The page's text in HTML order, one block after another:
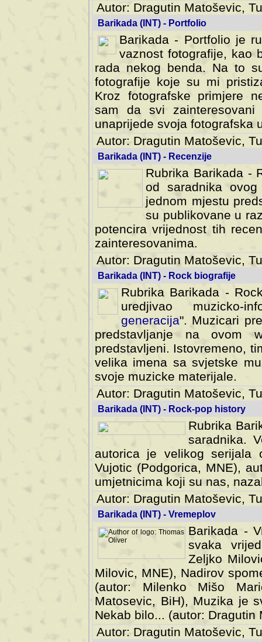
Autor: Dragutin Matoševic,
Barikada (INT) - Portfolio
Barikada - Portfolio je
vaznost fotografije, kao
rada nekog benda. Na to
fotografije koje su mi
fotografske primjere
svi zainteresovani
svoja fotografska umijeca.
Autor: Dragutin Matoševic,
Barikada (INT) - Recenzije
Rubrika Barikada -
od saradnika
jednom mjestu
su publikovane u
potencira vrijednost tih
zainteresovanima.
Autor: Dragutin Matoševic,
Barikada (INT) - Rock biografije
Rubrika Barikada -
uredjivao muzicko-
Muzicari predstavljeni u
na ovom web portalu
Istovremeno, tim nacinom
sa svjetske muzicke scene
materijale.
Autor: Dragutin Matoševic,
Barikada (INT) - Rock-pop history
Rubrika
saradnika.
autorica je velikog serijala
Vujotic (Podgorica, MNE),
umjetnicima koji su nas,
Autor: Dragutin Matoševic,
Barikada (INT) - Vremeplov
Barikada -
svaka
Milovic,
MNE), Nadirov spomenar
Milenko Mišo Maric, UK),
Muzika je svirala (autor:
(autor: Dragutin Matosevic,
Autor: Dragutin Matoševic,